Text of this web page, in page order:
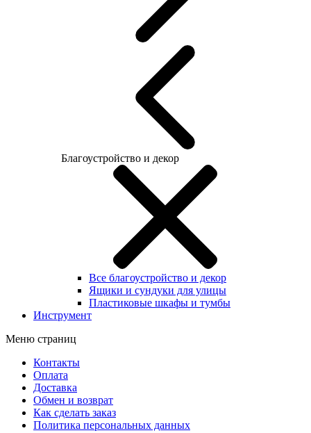
Благоустройство и декор
Все благоустройство и декор
Ящики и сундуки для улицы
Пластиковые шкафы и тумбы
Инструмент
Меню страниц
Контакты
Оплата
Доставка
Обмен и возврат
Как сделать заказ
Политика персональных данных